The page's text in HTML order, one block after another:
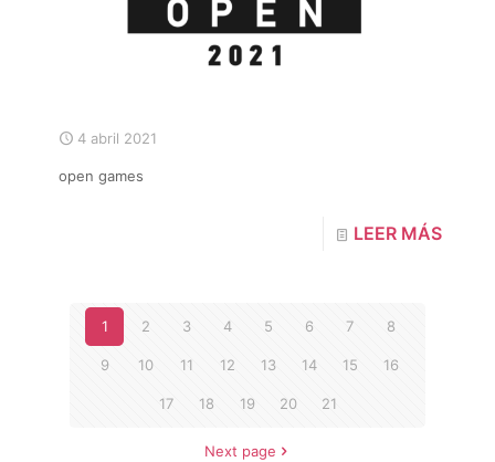
4 abril 2021
open games
LEER MÁS
1 2 3 4 5 6 7 8
9 10 11 12 13 14 15 16
17 18 19 20 21
Next page